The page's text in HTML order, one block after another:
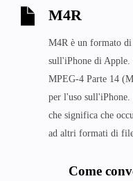
M4R
M4R è un formato
sull'iPhone di Apple.
MPEG-4 Parte 14
per l'uso
che significa che
ad altri formati di
Come